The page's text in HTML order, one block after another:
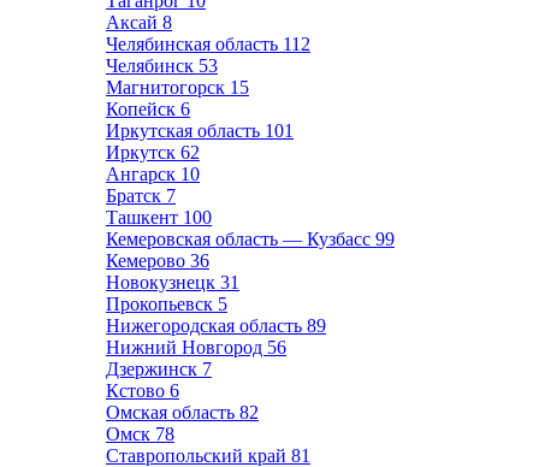
Аксай 8
Челябинская область 112
Челябинск 53
Магнитогорск 15
Копейск 6
Иркутская область 101
Иркутск 62
Ангарск 10
Братск 7
Ташкент 100
Кемеровская область — Кузбасс 99
Кемерово 36
Новокузнецк 31
Прокопьевск 5
Нижегородская область 89
Нижний Новгород 56
Дзержинск 7
Кстово 6
Омская область 82
Омск 78
Ставропольский край 81